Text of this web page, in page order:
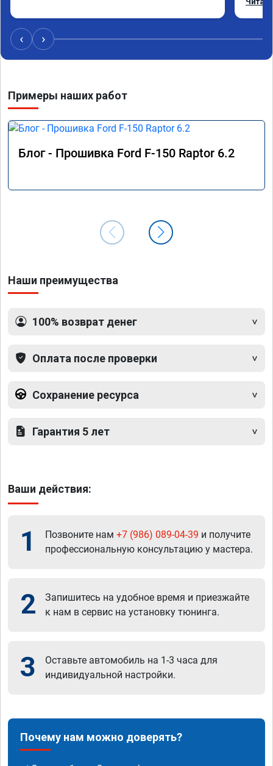
‹ ›
Примеры наших работ
Блог - Прошивка Ford F-150 Raptor 6.2
Наши преимущества
100% возврат денег
Оплата после проверки
Сохранение ресурса
Гарантия 5 лет
Ваши действия:
1 Позвоните нам +7 (986) 089-04-39 и получите
профессиональную консультацию у мастера.
2
Запишитесь на удобное время и приезжайте
к нам в сервис на установку тюнинга.
3
Оставьте автомобиль на 1-3 часа для
индивидуальной настройки.
Почему нам можно доверять?